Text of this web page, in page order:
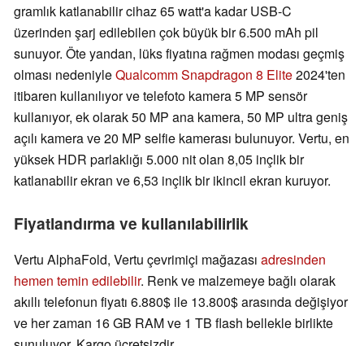
gramlık katlanabilir cihaz 65 watt'a kadar USB-C
üzerinden şarj edilebilen çok büyük bir 6.500 mAh pil
sunuyor. Öte yandan, lüks fiyatına rağmen modası geçmiş
olması nedeniyleQualcomm Snapdragon 8 Elite2024'ten
itibaren kullanılıyor ve telefoto kamera 5 MP sensör
kullanıyor, ek olarak 50 MP ana kamera, 50 MP ultra geniş
açılı kamera ve 20 MP selfie kamerası bulunuyor. Vertu, en
yüksek HDR parlaklığı 5.000 nit olan 8,05 inçlik bir
katlanabilir ekran ve 6,53 inçlik bir ikincil ekran kuruyor.
Fiyatlandırma ve kullanılabilirlik
Vertu AlphaFold, Vertu çevrimiçi mağazası adresinden
hemen temin edilebilir. Renk ve malzemeye bağlı olarak
akıllı telefonun fiyatı 6.880$ ile 13.800$ arasında değişiyor
ve her zaman 16 GB RAM ve 1 TB flash bellekle birlikte